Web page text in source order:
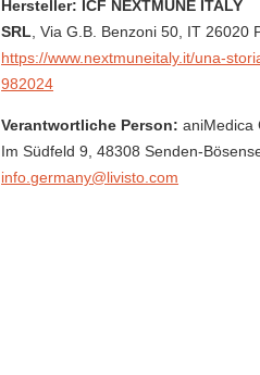
Hersteller: ICF NEXTMUNE ITALY
SRL , Via G.B. Benzoni 50 , IT 26020
https://www.nextmuneitaly.it/una-
982024
Verantwortliche Person: aniMedica
Im Südfeld 9, 48308 Senden-
info.germany@livisto.com